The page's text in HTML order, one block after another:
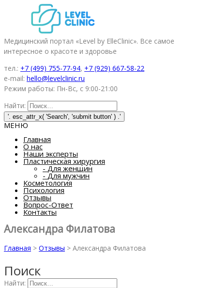
Медицинский портал «Level by ElleClinic». Все самое
интересное о красоте и здоровье
тел.: +7 (499) 755-77-94, +7 (929) 667-58-22
e-mail: hello@levelclinic.ru
Режим работы: Пн-Вс, с 9:00-21:00
Найти:
МЕНЮ
Главная
О нас
Наши эксперты
Пластическая хирургия
- Для женщин
- Для мужчин
Косметология
Психология
Отзывы
Вопрос-Ответ
Контакты
Александра Филатова
Главная > Отзывы > Александра Филатова
Поиск
Найти: